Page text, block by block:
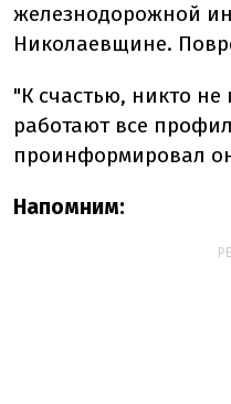
железнодорожной
Николаевщине.
"К счастью, никто не
работают все
проинформировал
Напомним: